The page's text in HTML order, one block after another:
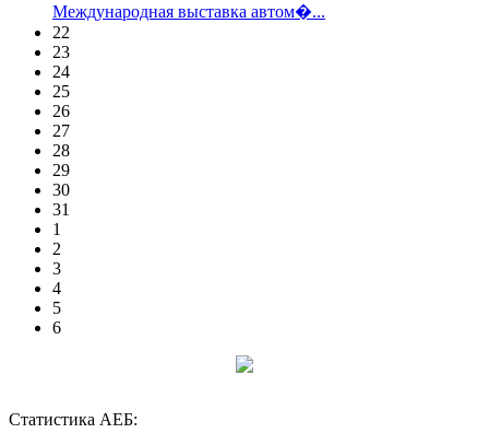
Международная выставка автом�...
22
23
24
25
26
27
28
29
30
31
1
2
3
4
5
6
Статистика АЕБ: